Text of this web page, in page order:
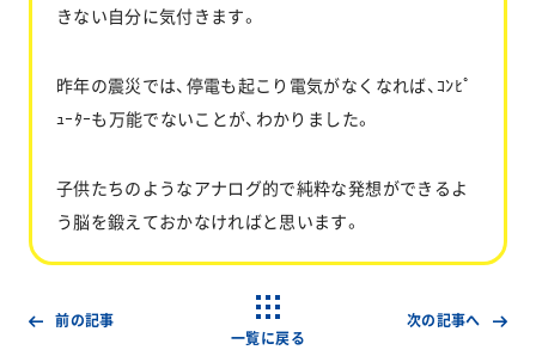
きない自分に気付きます。
昨年の震災では、停電も起こり電気がなくなれば、ｺﾝﾋﾟ
ｭｰﾀｰも万能でないことが、わかりました。
子供たちのようなアナログ的で純粋な発想ができるよ
う脳を鍛えておかなければと思います。
前の記事
一覧に戻る
次の記事へ